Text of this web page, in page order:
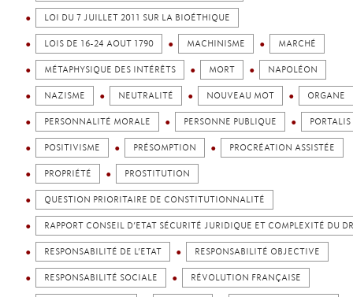
LOI DU 7 JUILLET 2011 SUR LA BIOÉTHIQUE
LOIS DE 16-24 AOUT 1790 MACHINISME MARCHÉ
MÉTAPHYSIQUE DES INTÉRÊTS MORT NAPOLÉON
NAZISME NEUTRALITÉ NOUVEAU MOT ORGANE
PERSONNALITÉ MORALE PERSONNE PUBLIQUE PORTALIS
POSITIVISME PRÉSOMPTION PROCRÉATION ASSISTÉE
PROPRIÉTÉ PROSTITUTION
QUESTION PRIORITAIRE DE CONSTITUTIONNALITÉ
RAPPORT CONSEIL D’ETAT SÉCURITÉ JURIDIQUE ET COMPLEXITÉ DU
RESPONSABILITÉ DE L’ETAT RESPONSABILITÉ OBJECTIVE
RESPONSABILITÉ SOCIALE RÉVOLUTION FRANÇAISE